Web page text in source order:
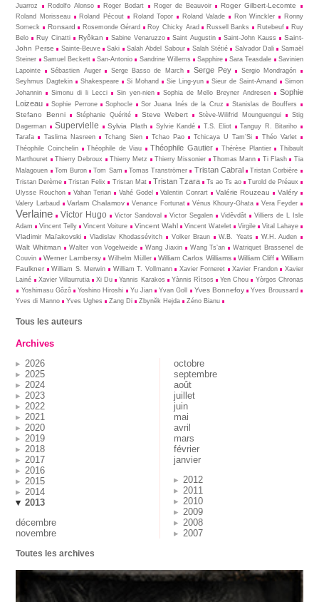
Juarroz
Rodolfo Alonso Roger Bodart Roger de Beauvoir Roger Gilbert-Lecomte
Roland Morisseau Roland Pécout Roland Topor Roland Valade Ron Winckler
Ronny
Someck
Ronsard Rosemonde Gérard Roy Chicky Arad Russell Banks Rutebeuf
Ruy
Belo
Ruy Cinatti Ryôkan Sabine Venaruzzo Saint Augustin Saint-John Kauss
Saint-
John Perse
Sainte-Beuve Saki Salah Abdel Sabour Salah Stétié Salvador Dali
Samaël
Steiner
Samuel Beckett San-Antonio Sandrine Willems Sapphire Sara Teasdale
Savinien
Lapointe
Sébastien Auger Serge Basso de March Serge Pey
Sergio Mondragón
Seyhmus Dagtekin
Shakespeare Si Mohand Sie Ling-yun Sieur de Saint-Amand
Simon
Johannin
Simonu di li Lecci Sin yen-nien Sophia de Mello Breyner Andresen
Sophie
Loizeau
Sophie Perrone Sophocle Sor Juana Inés de la Cruz Stanislas de Bouffers
Stefano Benni Stéphanie Quérité Steve Webert Stève-Wilifrid Mounguengui
Stig
Dagerman
Supervielle Sylvia Plath Sylvie Kandé T.S. Eliot
Tanguy R. Bitariho
Tarafa
Taslima Nasreen Tchang Sien Tchao Pao Tchicaya U Tam’Si
Théo Varlet
Théophile Coinchelin
Théophile de Viau Théophile Gautier Thérèse Plantier
Thibault
Marthouret
Thierry Debroux Thierry Metz Thierry Missonier Thomas Mann Ti Flash
Tia
Malagouen
Tom Buron Tom Sam Tomas Tranströmer Tristan Cabral
Tristan Corbière
Tristan Derème
Tristan Felix Tristan Mat Tristan Tzara Ts ao Ts ao
Turold de Préaux
Ulysse Rouchon
Vahan Terian Vahé Godel Valentin Conrart Valérie Rouzeau Valéry
Valery Larbaud Varlam Chalamov Venance Fortunat Vénus Khoury-Ghata Vera Feyder
Verlaine Victor Hugo Victor Sandoval Victor Segalen Vidêvdât
Villiers de L Isle
Adam
Vincent Telly Vincent Voiture Vincent Wahl Vincent Watelet Virgile Vital Lahaye
Vladimir Maïakovski Vladislav Khodassévitch Volker Braun W.B. Yeats W.H. Auden
Walt Whitman Walter von Vogelweide Wang Jiaxin Wang Ts’an
Watriquet Brassenel de
Couvin
Werner Lambersy Wilhelm Müller William Carlos Williams William Cliff
William
Faulkner
William S. Merwin William T. Vollmann Xavier Forneret Xavier Frandon
Xavier
Lainé
Xavier Villaurrutia Xi Du Yannis Karakos Yànnis Rìtsos Yen Chou
Yòrgos Chronas
Yoshimasu Gôzô
Yoshino Hiroshi Yu Jian Yvan Goll Yves Bonnefoy
Yves Broussard
Yves di Manno
Yves Ughes Zang Di Zbynĕk Hejda Zéno Bianu
Tous les auteurs
Archives
2026
2025
2024
2023
2022
2021
2020
2019
2018
2017
2016
2015
2014
2013
décembre
novembre
octobre
septembre
août
juillet
juin
mai
avril
mars
février
janvier
2012
2011
2010
2009
2008
2007
Toutes les archives